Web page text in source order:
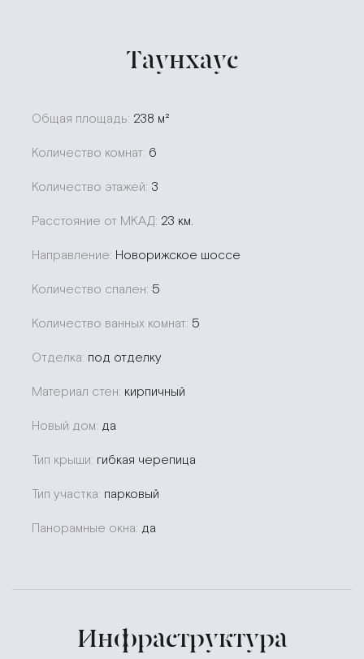
Таунхаус
Общая площадь: 238 м²
Количество комнат: 6
Количество этажей: 3
Расстояние от МКАД: 23 км.
Направление: Новорижское шоссе
Количество спален: 5
Количество ванных комнат: 5
Отделка: под отделку
Материал стен: кирпичный
Новый дом: да
Тип крыши: гибкая черепица
Тип участка: парковый
Панорамные окна: да
Инфраструктура